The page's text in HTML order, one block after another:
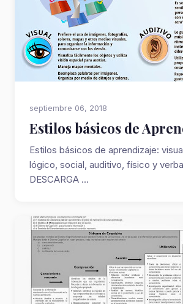
septiembre 06, 2018
Estilos básicos de
Estilos básicos de aprendizaje:
lógico, social, auditivo, físico y
DESCARGA ...